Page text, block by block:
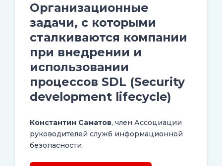
Организационные
задачи, с которыми
сталкиваются компании
при внедрении и
использовании
процессов SDL (Security
development lifecycle)
Константин Саматов, член Ассоциации
руководителей служб информационной
безопасности